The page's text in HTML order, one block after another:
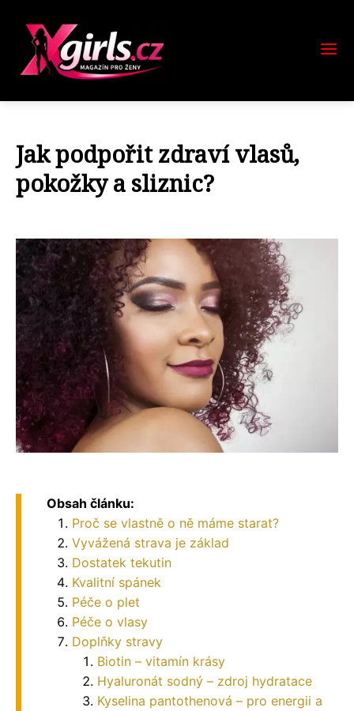
Jak podpořit zdraví vlasů,
pokožky a sliznic?
Obsah článku:
Proč se vlastně o ně máme starat?
Vyvážená strava je základ
Dostatek tekutin
Kvalitní spánek
Péče o plet
Péče o vlasy
Doplňky stravy
Biotin – vitamín krásy
Hyaluronát sodný – zdroj hydratace
Kyselina pantothenová – pro energii a